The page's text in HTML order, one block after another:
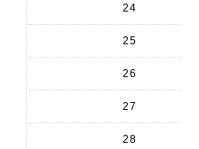
24
25
26
27
28